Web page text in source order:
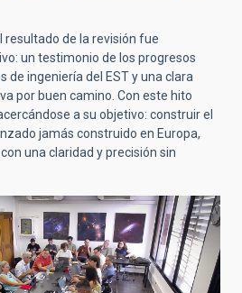
resultado de la revisión fue
un testimonio de los progresos
de ingeniería del EST y una clara
por buen camino. Con este hito
a su objetivo: construir el
jamás construido en Europa,
una claridad y precisión sin